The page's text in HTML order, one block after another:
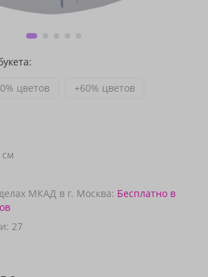
цветов +60% цветов
см
МКАД в г. Москва: Бесплатно в
27